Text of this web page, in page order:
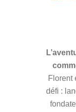
Florent
défi :